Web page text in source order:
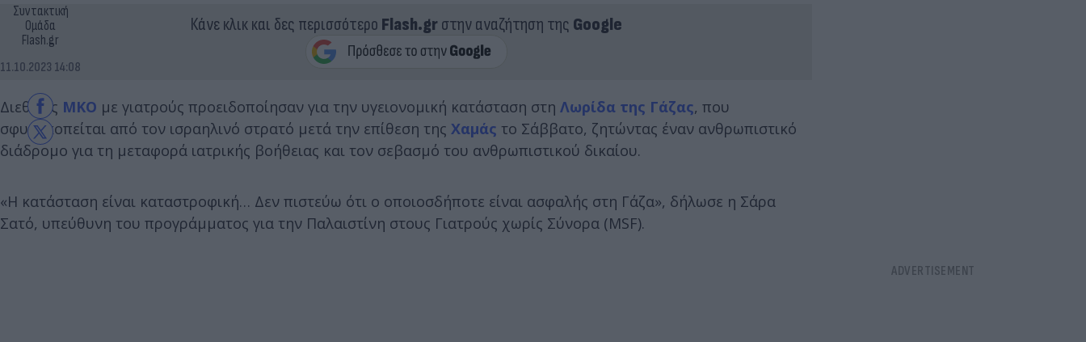
Συντακτική
Ομάδα
Flash.gr
11.10.2023 14:08
Κάνε κλικ και δες περισσότερο Flash.grστην αναζήτηση της Google
Διεθνείς ΜΚΟ με γιατρούς προειδοποίησαν για την υγειονομική κατάσταση στη Λωρίδα της Γάζας, που
σφυροκοπείται από τον ισραηλινό στρατό μετά την επίθεση της Χαμάς το Σάββατο, ζητώντας έναν ανθρωπιστικό
διάδρομο για τη μεταφορά ιατρικής βοήθειας και τον σεβασμό του ανθρωπιστικού δικαίου.
«Η κατάσταση είναι καταστροφική… Δεν πιστεύω ότι ο οποιοσδήποτε είναι ασφαλής στη Γάζα», δήλωσε η Σάρα
Σατό, υπεύθυνη του προγράμματος για την Παλαιστίνη στους Γιατρούς χωρίς Σύνορα (MSF).